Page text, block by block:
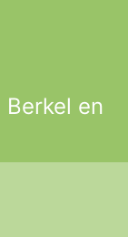
Berkel en